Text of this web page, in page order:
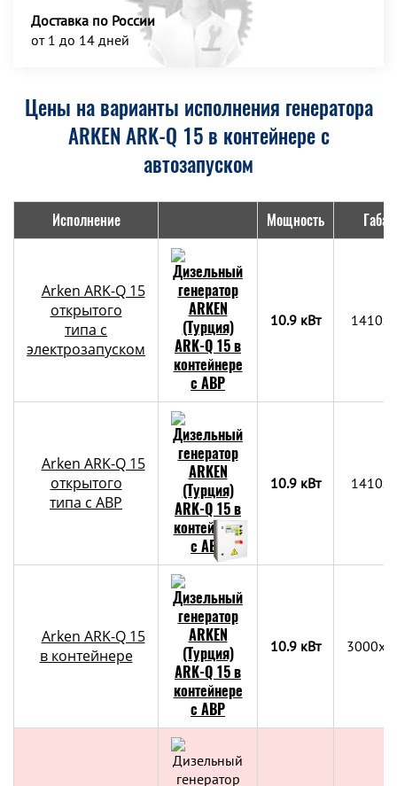
Доставка по России
от 1 до 14 дней
Цены на варианты исполнения генератора
ARKEN ARK-Q 15 в контейнере с
автозапуском
Исполнение Мощность
Arken ARK-Q 15
открытого
типа с
электрозапуском
10.9 кВт
Arken ARK-Q 15
открытого
типа с АВР
10.9 кВт
Arken ARK-Q 15
в контейнере
10.9 кВт